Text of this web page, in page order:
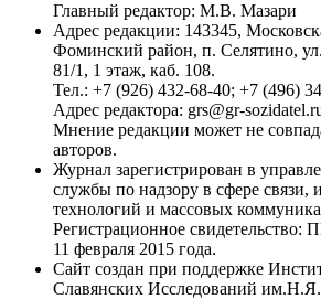
Главный редактор: М.В. Мазари
Адрес редакции: 143345,
Фоминский район, п. Селятино,
81/1, 1 этаж, каб. 108.
Тел.: +7 (926) 432-68-40; +7 (496)
Адрес редактора: grs@gr-
Мнение редакции может не
авторов.
Журнал зарегистрирован в
службы по надзору в сфере
технологий и массовых
Регистрационное
11 февраля 2015 года.
Сайт создан при поддержке
Славянских Исследований